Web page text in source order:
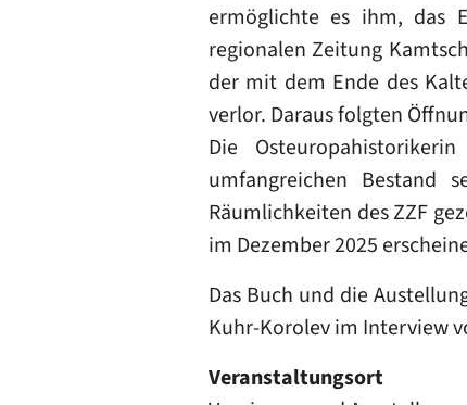
ermöglichte es ihm, das
regionalen Zeitung
der mit dem Ende des
verlor. Daraus folgten
Die
umfangreichen Bestand
Räumlichkeiten des ZZF
im Dezember 2025
Das Buch und die
Kuhr-Korolev im Interview
Veranstaltungsort